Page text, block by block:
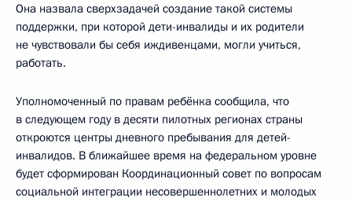
Она назвала сверхзадачей создание такой системы
поддержки, при которой дети-инвалиды и их родители
не чувствовали бы себя иждивенцами, могли учиться,
работать.
Уполномоченный по правам ребёнка сообщила, что
в следующем году в десяти пилотных регионах страны
откроются центры дневного пребывания для детей-
инвалидов. В ближайшее время на федеральном уровне
будет сформирован Координационный совет по вопросам
социальной интеграции несовершеннолетних и молодых